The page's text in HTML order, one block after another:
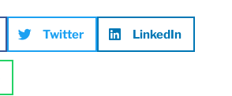
Twitter LinkedIn